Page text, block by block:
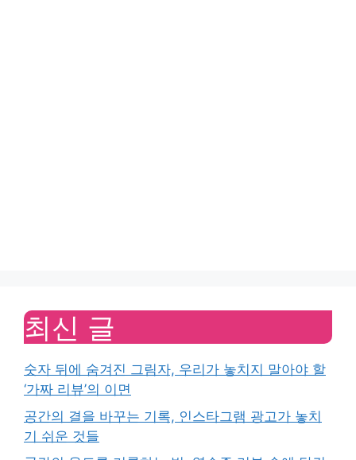
최신 글
숫자 뒤에 숨겨진 그림자, 우리가 놓치지 말아야 할
‘가짜 리뷰’의 이면
공간의 결을 바꾸는 기록, 인스타그램 광고가 놓치
기 쉬운 것들